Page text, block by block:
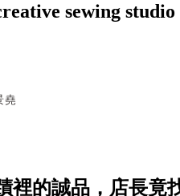
sewing studio
堯
裡的誠品，店長竟